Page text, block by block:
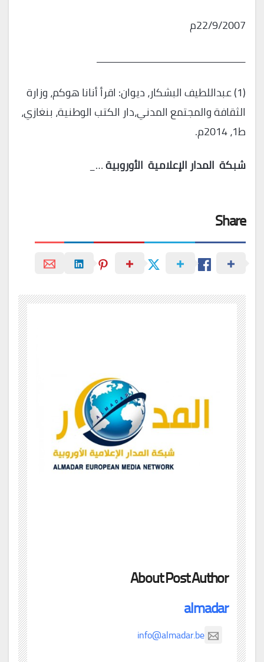
22/9/2007م
ـــــــــــــــــــــــــــــــــــــــــــــــــــــــــــــــ
(1) عبداللطيف البشكار، ديوان: اقرأ أنانا هوكم، وزارة
الثقافة والمجتمع المدني،دار الكتب الوطنية، بنغازي،
ط1، 2014م.
شبكة المدار الإعلامية الأوروبية…_
Share
About Post Author
almadar
info@almadar.be